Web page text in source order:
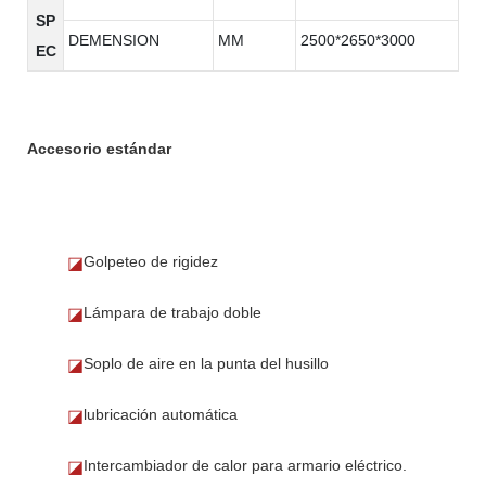
SP
EC
DEMENSION MM 2500*2650*3000
Accesorio estándar
◪Golpeteo de rigidez
◪Lámpara de trabajo doble
◪Soplo de aire en la punta del husillo
◪lubricación automática
◪Intercambiador de calor para armario eléctrico.